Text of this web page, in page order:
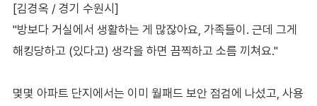
[김경옥 / 경기 수원시]
"방보다 거실에서 생활하는 게 많잖아요, 가족들이. 근데 그게
해킹당하고 (있다고) 생각을 하면 끔찍하고 소름 끼쳐요."
몇몇 아파트 단지에서는 이미 월패드 보안 점검에 나섰고, 사용